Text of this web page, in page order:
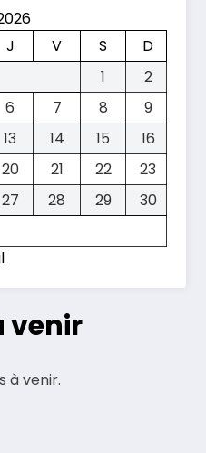
J V S
D
1
2
6 7 8
9
13 14 15
16
20 21 22
23
27 28 29
30
venir
à venir.